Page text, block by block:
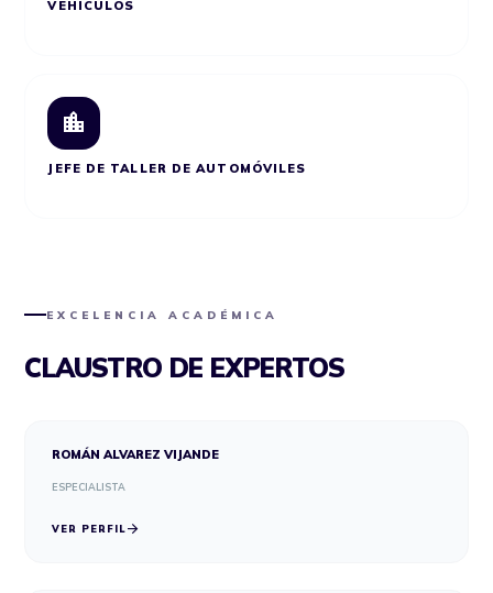
VEHÍCULOS
location_city
JEFE DE TALLER DE AUTOMÓVILES
EXCELENCIA ACADÉMICA
CLAUSTRO DE EXPERTOS
ROMÁN ALVAREZ VIJANDE
ESPECIALISTA
VER PERFILarrow_forward